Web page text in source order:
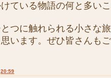
ている物語の何と多い
つに触れられる小さな旅
います。ぜひ皆さんも
20:59